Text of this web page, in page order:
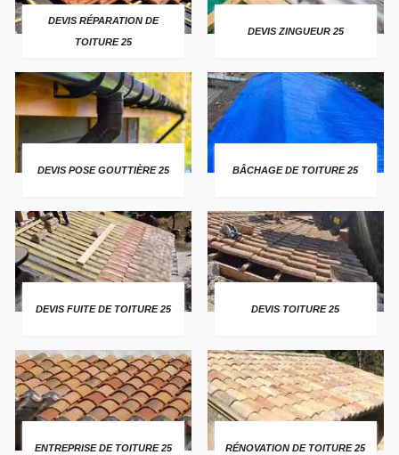
DEVIS RÉPARATION DE
TOITURE 25
DEVIS ZINGUEUR 25
DEVIS POSE GOUTTIÈRE 25 BÂCHAGE DE TOITURE 25
DEVIS FUITE DE TOITURE 25 DEVIS TOITURE 25
ENTREPRISE DE TOITURE 25 RÉNOVATION DE TOITURE 25